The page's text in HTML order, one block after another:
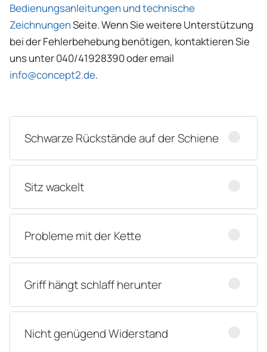
Bedienungsanleitungen und technische
ZeichnungenSeite. Wenn Sie weitere Unterstützung
bei der Fehlerbehebung benötigen, kontaktieren Sie
uns unter 040/41928390 oder email
info@concept2.de.
Schwarze Rückstände auf der Schiene
Sitz wackelt
Probleme mit der Kette
Griff hängt schlaff herunter
Nicht genügend Widerstand